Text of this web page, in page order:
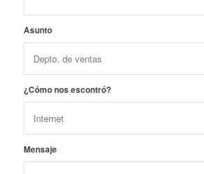
Asunto
¿Cómo nos escontró?
Mensaje